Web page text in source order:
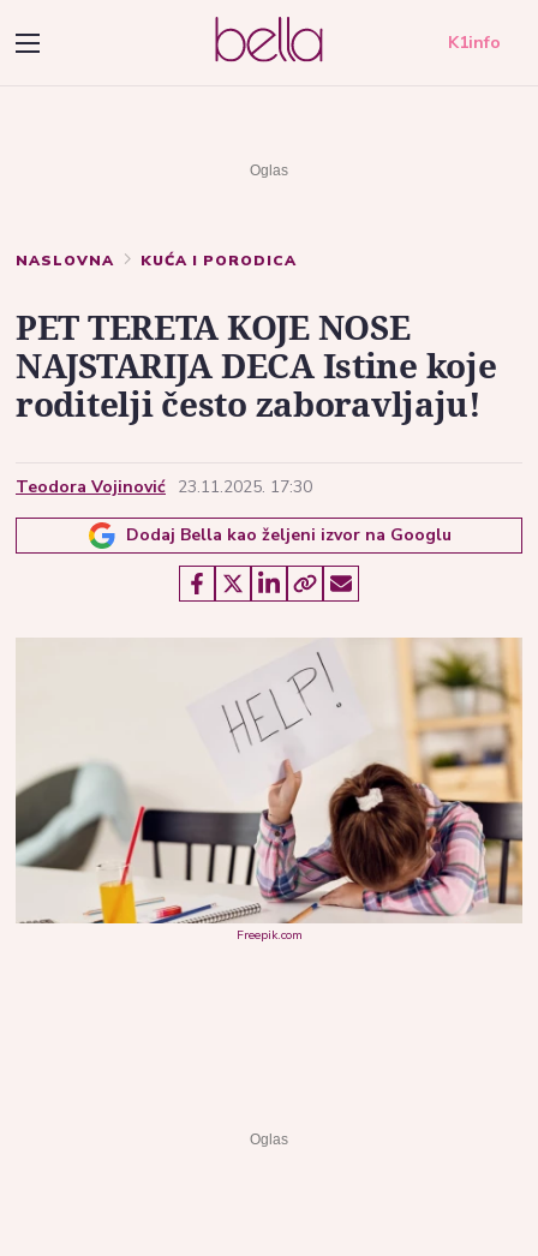
K1info
NASLOVNA KUĆA I PORODICA
PET TERETA KOJE NOSE
NAJSTARIJA DECA Istine koje
roditelji često zaboravljaju!
Teodora Vojinović 23.11.2025. 17:30
Dodaj Bella kao željeni izvor na Googlu
Freepik.com